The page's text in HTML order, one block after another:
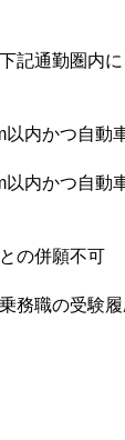
記通勤圏内
内かつ自動
内かつ自動
の併願不可
務職の受験